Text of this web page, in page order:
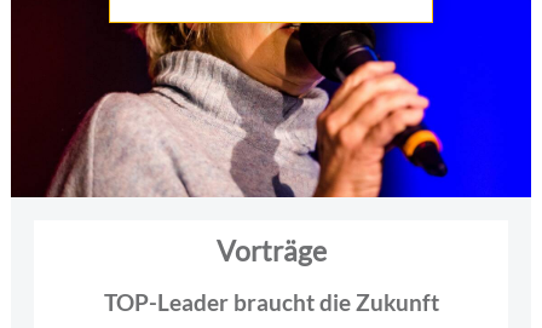
Vorträge
TOP-Leader braucht die Zukunft